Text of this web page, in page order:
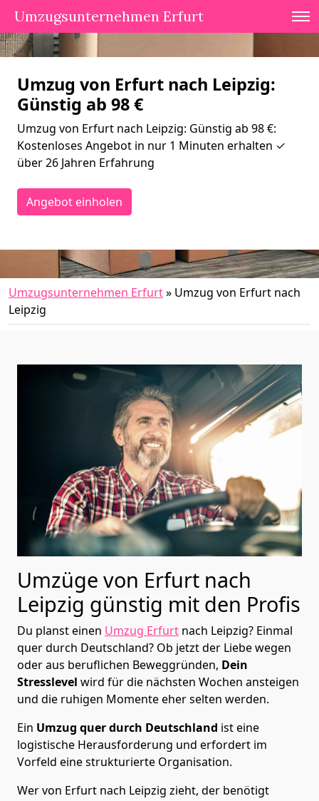
Umzugsunternehmen Erfurt
Umzug von Erfurt nach Leipzig:
Günstig ab 98 €
Umzug von Erfurt nach Leipzig: Günstig ab 98 €:
Kostenloses Angebot in nur 1 Minuten erhalten ✓
über 26 Jahren Erfahrung
Angebot einholen
Umzugsunternehmen Erfurt» Umzug von Erfurt nach
Leipzig
Umzüge von Erfurt nach
Leipzig günstig mit den Profis
Du planst einen Umzug Erfurt nach Leipzig? Einmal
quer durch Deutschland? Ob jetzt der Liebe wegen
oder aus beruflichen Beweggründen, Dein
Stresslevel wird für die nächsten Wochen ansteigen
und die ruhigen Momente eher selten werden.
Ein Umzug quer durch Deutschland ist eine
logistische Herausforderung und erfordert im
Vorfeld eine strukturierte Organisation.
Wer von Erfurt nach Leipzig zieht, der benötigt